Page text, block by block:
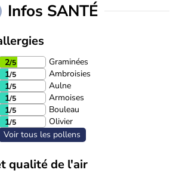
Infos SANTÉ
2/5
Graminées
1/5
Ambroisies
1/5
Aulne
1/5
Armoises
1/5
Bouleau
1/5
Olivier
Voir tous les pollens
qualité de l'air